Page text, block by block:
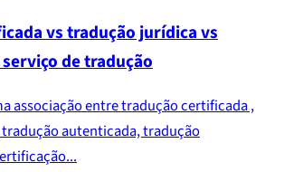
vs tradução jurídica vs
de tradução
associação entre tradução certificada ,
autenticada, tradução